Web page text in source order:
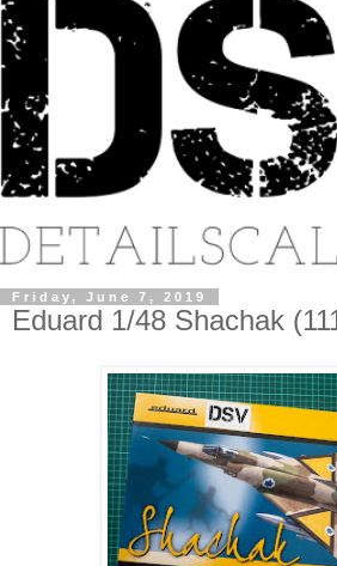
Friday, June 7, 2019
Eduard 1/48 Shachak